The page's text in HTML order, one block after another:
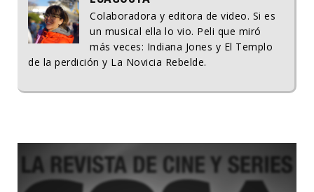
Colaboradora y editora de video. Si es
un musical ella lo vio. Peli que miró
más veces: Indiana Jones y El Templo
de la perdición y La Novicia Rebelde.